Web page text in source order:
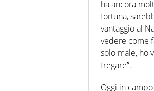
ha ancora
fortuna,
vantaggio al
vedere come
solo male, ho
fregare”.
Oggi in